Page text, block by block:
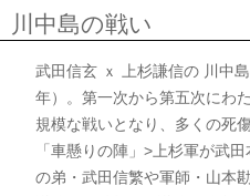
川中島の戦い
武田信玄 ｘ 上杉謙信の 川中
年）。第一次から第五次にわ
規模な戦いとなり、多くの死
「車懸りの陣」>上杉軍が武
の弟・武田信繁や軍師・山本